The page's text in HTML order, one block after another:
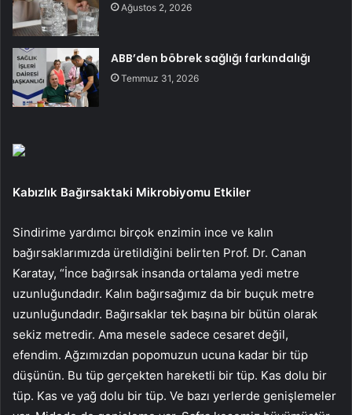
Ağustos 2, 2026
ABB’den böbrek sağlığı farkındalığı
Temmuz 31, 2026
Kabızlık Bağırsaktaki Mikrobiyomu Etkiler
Sindirime yardımcı birçok enzimin ince ve kalın
bağırsaklarımızda üretildiğini belirten Prof. Dr. Canan
Karatay, “İnce bağırsak insanda ortalama yedi metre
uzunluğundadır. Kalın bağırsağımız da bir buçuk metre
uzunluğundadır. Bağırsaklar tek başına bir bütün olarak
sekiz metredir. Ama mesele sadece cesaret değil,
efendim. Ağzımızdan popomuzun ucuna kadar bir tüp
düşünün. Bu tüp gerçekten hareketli bir tüp. Kas dolu bir
tüp. Kas ve yağ dolu bir tüp. Ve bazı yerlerde genişlemeler